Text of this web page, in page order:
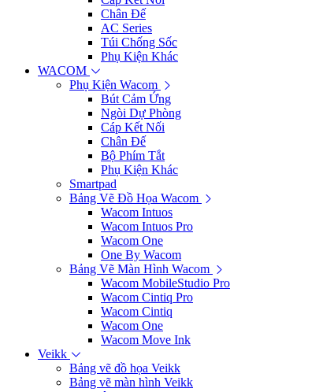
Chân Đế
AC Series
Túi Chống Sốc
Phụ Kiện Khác
WACOM
Phụ Kiện Wacom
Bút Cảm Ứng
Ngòi Dự Phòng
Cáp Kết Nối
Chân Đế
Bộ Phím Tắt
Phụ Kiện Khác
Smartpad
Bảng Vẽ Đồ Họa Wacom
Wacom Intuos
Wacom Intuos Pro
Wacom One
One By Wacom
Bảng Vẽ Màn Hình Wacom
Wacom MobileStudio Pro
Wacom Cintiq Pro
Wacom Cintiq
Wacom One
Wacom Move Ink
Veikk
Bảng vẽ đồ họa Veikk
Bảng vẽ màn hình Veikk